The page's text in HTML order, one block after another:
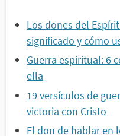
Los dones del
significado y cómo
Guerra espiritual: 6
ella
19 versículos de
victoria con Cristo
El don de hablar en